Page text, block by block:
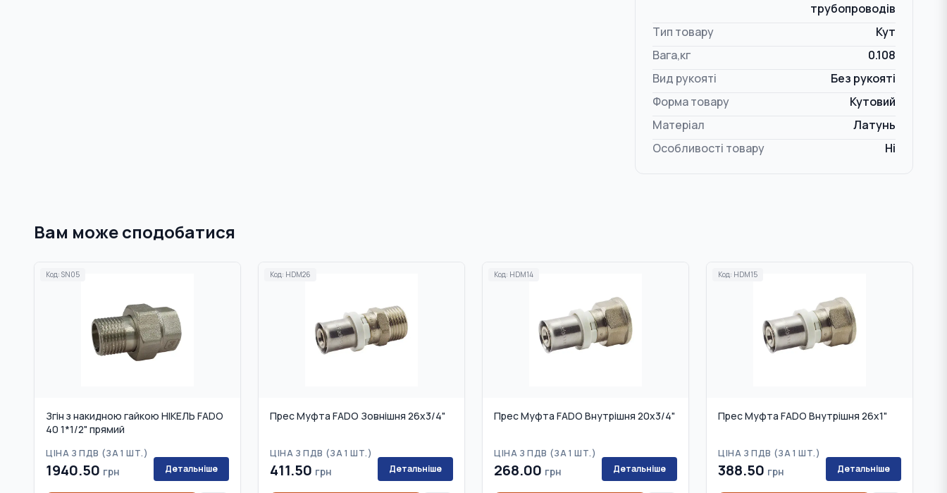
трубопроводів
Тип товару
Кут
Вага,кг
0.108
Вид рукояті
Без рукояті
Форма товару
Кутовий
Матеріал
Латунь
Особливості товару
Ні
Вам може сподобатися
Код: SN05
Згін з накидною гайкою НІКЕЛЬ FADO
40 1*1/2" прямий
ЦІНА З ПДВ (ЗА 1 ШТ.)
1940.50 грн Детальніше
Код: HDM26
Прес Муфта FADO Зовнішня 26x3/4"
ЦІНА З ПДВ (ЗА 1 ШТ.)
411.50 грн Детальніше
Код: HDM14
Прес Муфта FADO Внутрішня 20х3/4"
ЦІНА З ПДВ (ЗА 1 ШТ.)
268.00 грн Детальніше
Код: HDM15
Прес Муфта FADO Внутрішня 26х1"
ЦІНА З ПДВ (ЗА 1 ШТ.)
388.50 грн Детальніше